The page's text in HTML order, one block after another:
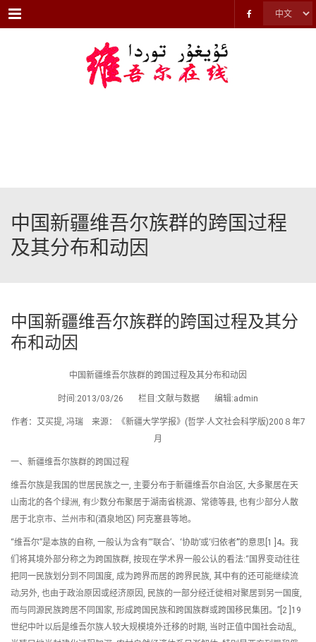
Menu
中国新疆维吾尔族群的跨国过程
及其分布和动因
中国新疆维吾尔族群的跨国过程及其分
布和动因
中国新疆维吾尔族群的跨国过程及其分布和动因
时间:2013/03/26 栏目:文献与数据 编辑:admin
作者：艾买提, 冯瑞 来源：《新疆大学学报》(哲学·人文社会科学版)200８年7
月
一、新疆维吾尔族群的跨国过程
维吾尔族是我国的世居民族之一, 主要分布于新疆维吾尔自治区, 大多聚居在天
山南北的各个绿洲, 有少数分布聚居于湖南省桃源、常德等县, 也有少部分人散
居于北京市、兰州市和(酒泉地区) 阿克塞县等地。
“维吾尔”是本族的自称, 一般认为含有“‘联合’、‘协助’或‘归依者’”的意思[1 ]4。我
们将其境外部分称之为跨国族群, 按现在学术界一般公认的看法:“国界变动往往
把同一民族划分到不同国度, 成为跨界而居的跨界民族, 其中有的还可能继续流
动;另外, 也由于政治原因或经济原因, 民族的一部分经迁徙相对聚居到另一国度,
而与同源民族跨居不同国家, 形成跨国民族和跨国族群或跨国移民集团。”[2 ]19
世纪中叶以后是维吾尔族人较大规模境外迁移的时期, 当时正值中国社会动乱,